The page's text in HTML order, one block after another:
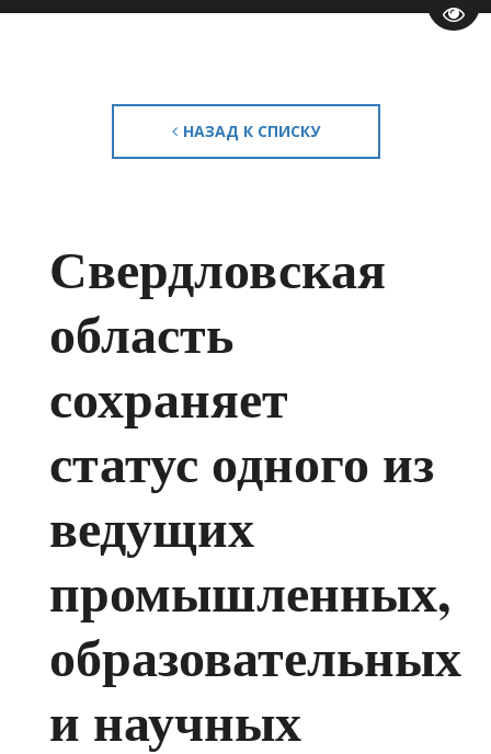
НАЗАД К СПИСКУ
Свердловская
область
сохраняет
статус одного из
ведущих
промышленных,
образовательных
и научных